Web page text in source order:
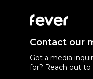
Contact our
Got a media
for? Reach out to